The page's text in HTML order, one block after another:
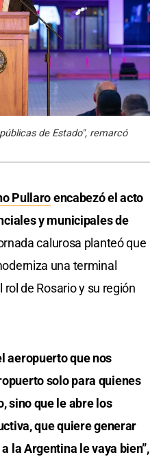
de Estado", remarcó
Pullaroencabezó el acto
y municipales de
calurosa planteó que
una terminal
de Rosario y su región
aeropuerto que nos
solo para quienes
sino que le abre los
que quiere generar
la Argentina le vaya bien”,